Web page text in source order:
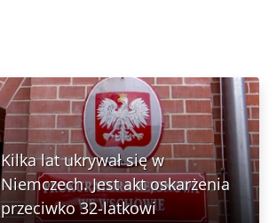
Kilka lat ukrywał się w
Niemczech. Jest akt oskarżenia
przeciwko 32-latkowi